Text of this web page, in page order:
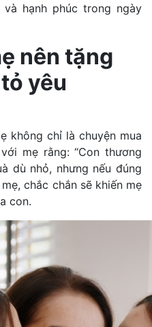
hạnh phúc trong ngày
nên tặng
yêu
không chỉ là chuyện mua
mẹ rằng: “Con thương
dù nhỏ, nhưng nếu đúng
chắc chắn sẽ khiến mẹ
con.